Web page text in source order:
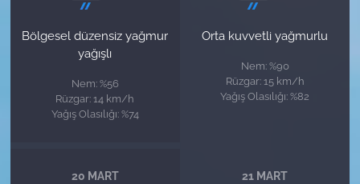
Bölgesel düzensiz yağmur
yağışlı
Nem: %56
Rüzgar: 14 km/h
Yağış Olasılığı: %74
Orta kuvvetli yağmurlu
Nem: %90
Rüzgar: 15 km/h
Yağış Olasılığı: %82
20 MART 21 MART